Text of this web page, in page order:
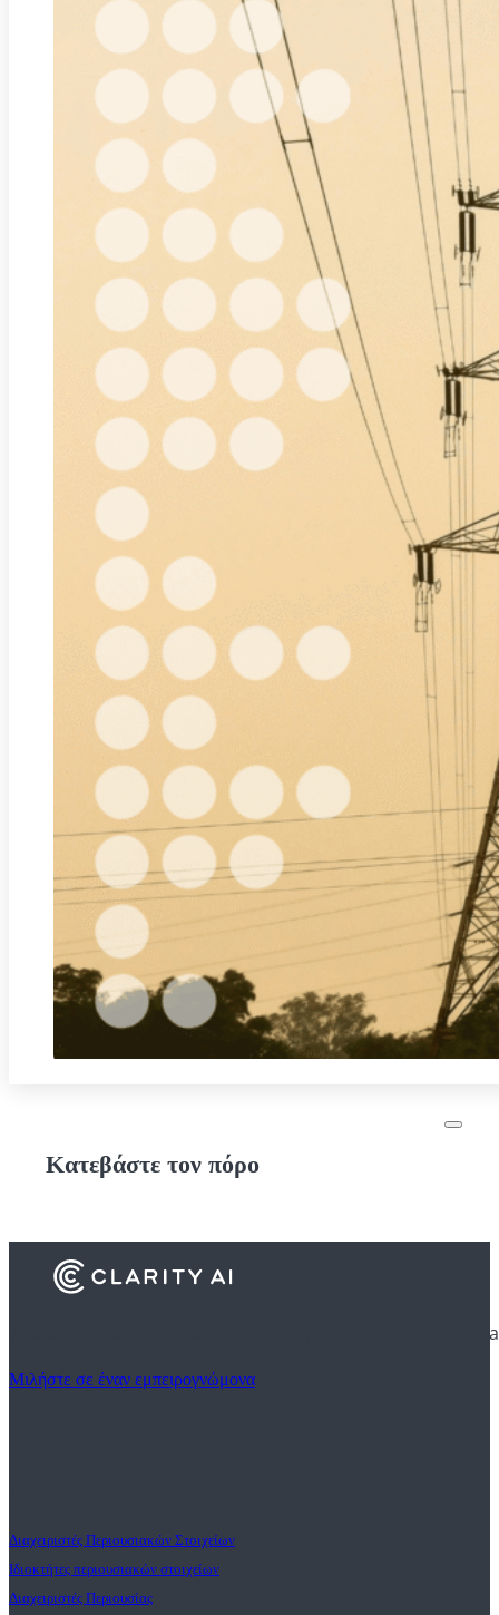
Κατεβάστε τον πόρο
Ανακαλύψτε πώς τα χρηματοπιστωτικά ιδρύματα χρησιμοποιούν
Μιλήστε σε έναν εμπειρογνώμονα
Διαχειριστές Περιουσιακών Στοιχείων
Ιδιοκτήτες περιουσιακών στοιχείων
Διαχειριστές Περιουσίας